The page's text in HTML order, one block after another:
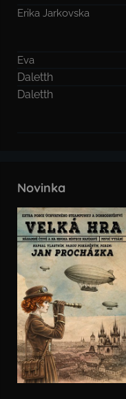
Erika Jarkovska
Eva
Daletth
Daletth
Novinka